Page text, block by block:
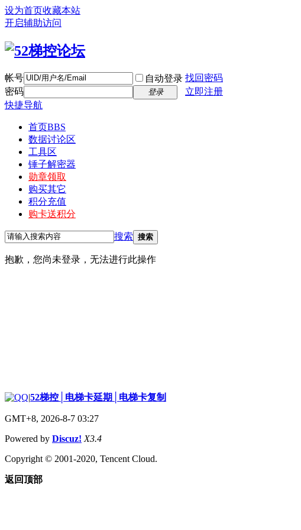
设为首页收藏本站
开启辅助访问
帐号 自动登录 找回密码
密码
登录
立即注册
快捷导航
首页BBS
数据讨论区
工具区
锤子解密器
勋章领取
购买其它
积分充值
购卡送积分
搜索 搜索
抱歉，您尚未登录，无法进行此操作
|52梯控│电梯卡延期│电梯卡复制
GMT+8, 2026-8-7 03:27
Powered by Discuz! X3.4
Copyright © 2001-2020, Tencent Cloud.
返回顶部